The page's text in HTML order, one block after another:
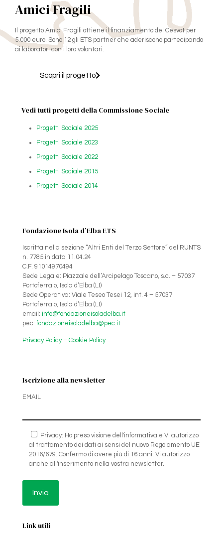
Amici Fragili
Il progetto Amici Fragili ottiene il finanziamento del Cesvot per
5.000 euro. Sono 12 gli ETS partner che aderiscono partecipando
ai laboratori con i loro volontari.
Scopri il progetto
Vedi tutti progetti della Commissione Sociale
Progetti Sociale 2025
Progetti Sociale 2023
Progetti Sociale 2022
Progetti Sociale 2015
Progetti Sociale 2014
Fondazione Isola d’Elba ETS
Iscritta nella sezione “Altri Enti del Terzo Settore” del RUNTS
n. 7785 in data 11.04.24
C.F. 91014970494
Sede Legale: Piazzale dell’Arcipelago Toscano, s.c. – 57037
Portoferraio, Isola d’Elba (LI)
Sede Operativa: Viale Teseo Tesei 12, int. 4 – 57037
Portoferraio, Isola d’Elba (LI)
email: info@fondazioneisoladelba.it
pec: fondazioneisoladelba@pec.it
Privacy Policy– Cookie Policy
Iscrizione alla newsletter
EMAIL
Privacy: Ho preso visione dell'informativa e Vi autorizzo
al trattamento dei dati ai sensi del nuovo Regolamento UE
2016/679. Confermo di avere più di 16 anni. Vi autorizzo
anche all'inserimento nella vostra newsletter.
Link utili